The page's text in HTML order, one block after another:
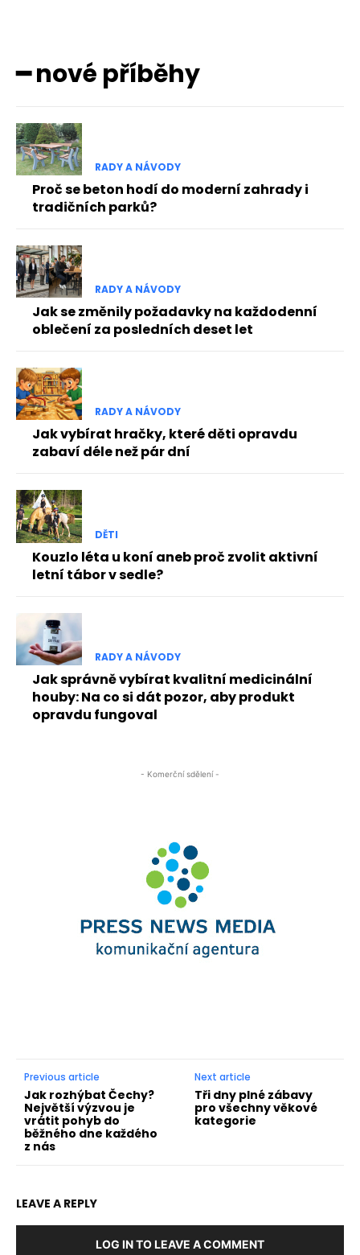
━ nové příběhy
RADY A NÁVODY
Proč se beton hodí do moderní zahrady i
tradičních parků?
RADY A NÁVODY
Jak se změnily požadavky na každodenní
oblečení za posledních deset let
RADY A NÁVODY
Jak vybírat hračky, které děti opravdu
zabaví déle než pár dní
DĚTI
Kouzlo léta u koní aneb proč zvolit aktivní
letní tábor v sedle?
RADY A NÁVODY
Jak správně vybírat kvalitní medicinální
houby: Na co si dát pozor, aby produkt
opravdu fungoval
- Komerční sdělení -
Previous article
Jak rozhýbat Čechy?
Největší výzvou je
vrátit pohyb do
běžného dne každého
z nás
Next article
Tři dny plné zábavy
pro všechny věkové
kategorie
LEAVE A REPLY
LOG IN TO LEAVE A COMMENT